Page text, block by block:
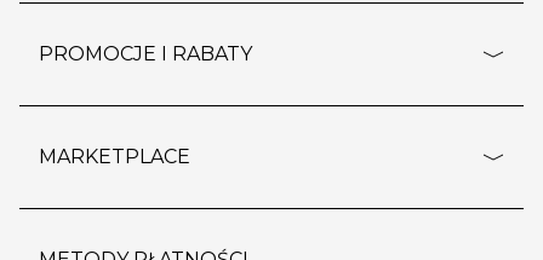
polityka prywatności
kontakt
dostawy i płatność
wypis z subskrypcji
regulamin sklepu
pozostałe regulaminy
PROMOCJE I RABATY
outlet
MARKETPLACE